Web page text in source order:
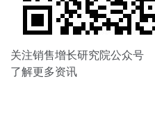
关注销售增长研究院公众号
了解更多资讯